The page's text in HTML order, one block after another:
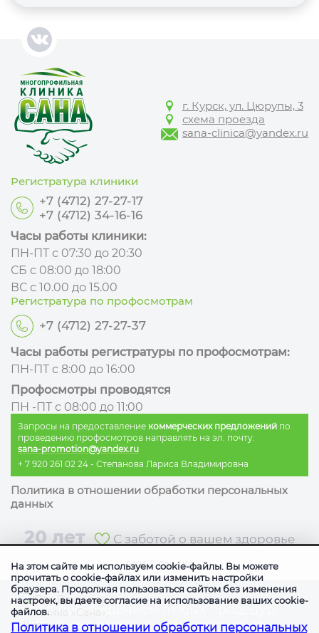
г. Курск, ул. Цюрупы, 3
схема проезда
sana-clinica@yandex.ru
Регистратура клиники
+7 (4712) 27-27-17
+7 (4712) 34-16-16
Регистратура по профосмотрам
+7 (4712) 27-27-37
Запросы на предоставление коммерческих предложений по
проведению профосмотров направлять на эл. почту:
sana-promotion@yandex.ru
+ 7 920 261 02 24 - Степанова Лариса Владимировна
Часы работы клиники:
ПН-ПТ с 07:30 до 20:30
СБ с 08:00 до 18:00
ВС с 10.00 до 15.00
Часы работы регистратуры по профосмотрам:
ПН-ПТ с 8:00 до 16:00
Профосмотры проводятся
ПН -ПТ с 08:00 до 11:00
Политика в отношении обработки персональных
данных
20 лет С заботой о вашем здоровье
2026©Сана Ко
Перед прохождением любых процедур
необходимо проконсультироваться со
На этом сайте мы используем cookie-файлы. Вы можете
прочитать о cookie-файлах или изменить настройки
браузера. Продолжая пользоваться сайтом без изменения
настроек, вы даете согласие на использование ваших cookie-
файлов.
Политика в отношении обработки персональных